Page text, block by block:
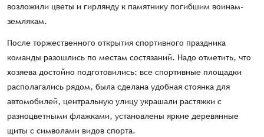
возложили цветы и гирлянду к памятнику погибшим воинам-
землякам.
После торжественного открытия спортивного праздника
команды разошлись по местам состязаний. Надо отметить, что
хозяева достойно подготовились: все спортивные площадки
располагались рядом, была сделана удобная стоянка для
автомобилей, центральную улицу украшали растяжки с
разноцветными флажками, установлены яркие деревянные
щиты с символами видов спорта.